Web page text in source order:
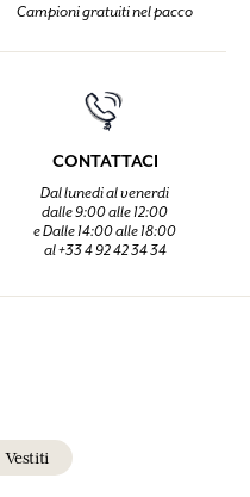
Campioni gratuiti nel pacco
CONTATTACI
Dal lunedi al venerdi
dalle 9:00 alle 12:00
e Dalle 14:00 alle 18:00
al +33 4 92 42 34 34
Vestiti